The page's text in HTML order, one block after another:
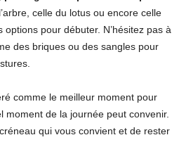
celle du lotus ou encore celle
options pour débuter. N’hésitez pas à
des briques ou des sangles pour
comme le meilleur moment pour
moment de la journée peut convenir.
qui vous convient et de rester